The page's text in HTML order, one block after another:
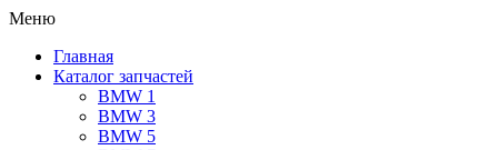
Меню
Главная
Каталог запчастей
BMW 1
BMW 3
BMW 5